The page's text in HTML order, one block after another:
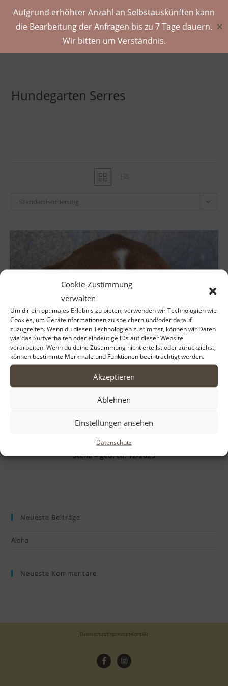
Aufgrund erhöhter Anzahl an Selbstauskünften kann
die Bearbeitung der Anfragen bis zu 7 Tage dauern.
Wir bitten um Verständnis.
✕
Cookie-Zustimmung
verwalten
Um dir ein optimales Erlebnis zu bieten, verwenden wir Technologien wie
Cookies, um Geräteinformationen zu speichern und/oder darauf
zuzugreifen. Wenn du diesen Technologien zustimmst, können wir Daten
wie das Surfverhalten oder eindeutige IDs auf dieser Website
verarbeiten. Wenn du deine Zustimmung nicht erteilst oder zurückziehst,
können bestimmte Merkmale und Funktionen beeinträchtigt werden.
Akzeptieren
Ablehnen
Einstellungen ansehen
Datenschutz
Hundegarten Serres
Standardsortierung
Stella – geb. ca. 12/2025
Neueste Beiträge
Aloha
Neueste Kommentare
DatenschutzImpressumKontakt